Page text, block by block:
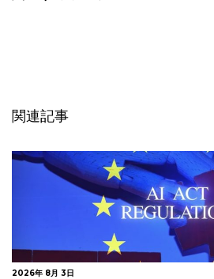
関連記事
2026年 8月 3日